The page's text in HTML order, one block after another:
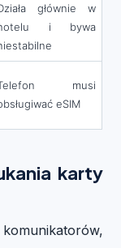
głównie w
i bywa
musi
eSIM
karty